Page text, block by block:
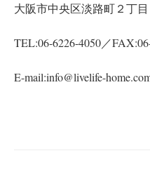
大阪市中央区淡路町２丁
TEL:06-6226-4050／
E-mail:info@livelife-